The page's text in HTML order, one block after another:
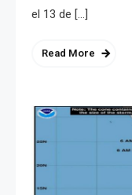
el 13 de […]
Read More